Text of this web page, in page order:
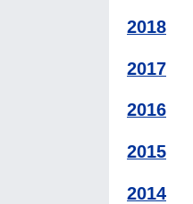
2018
2017
2016
2015
2014